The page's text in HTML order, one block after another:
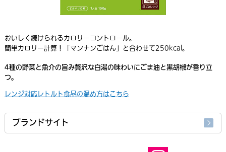
おいしく続けられるカロリーコントロール。
簡単カロリー計算！「マンナンごはん」と合わせて250kcal。
4種の野菜と魚介の旨み贅沢な白湯の味わいにごま油と黒胡椒が香り立
つ。
レンジ対応レトルト食品の温め方はこちら
ブランドサイト